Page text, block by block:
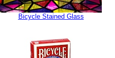
Bicycle Stained Glass